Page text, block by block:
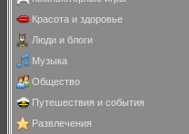
Красота и здоровье
Люди и блоги
Музыка
Общество
Путешествия и события
Развлечения